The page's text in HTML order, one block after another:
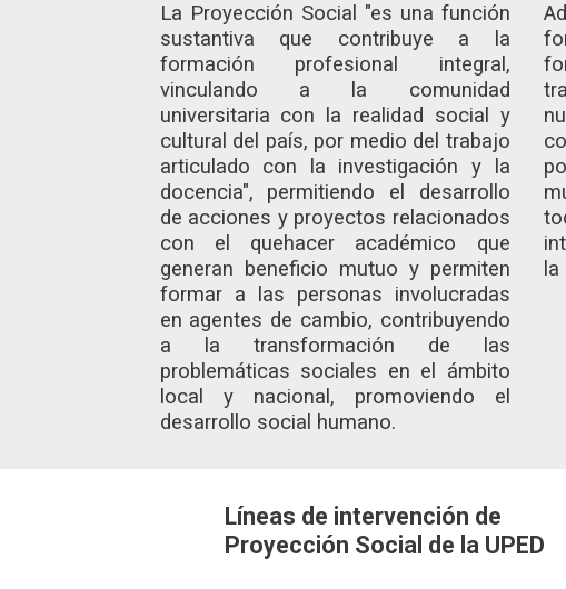
La Proyección Social "es una función
sustantiva que contribuye a la
formación profesional integral,
vinculando a la comunidad
universitaria con la realidad social y
cultural del país, por medio del trabajo
articulado con la investigación y la
docencia", permitiendo el desarrollo
de acciones y proyectos relacionados
con el quehacer académico que
generan beneficio mutuo y permiten
formar a las personas involucradas
en agentes de cambio, contribuyendo
a la transformación de las
problemáticas sociales en el ámbito
local y nacional, promoviendo el
desarrollo social humano.
Líneas de intervención de
Proyección Social de la UPED